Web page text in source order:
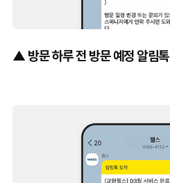
▲ 방문 하루 전 방문 예정 알림톡